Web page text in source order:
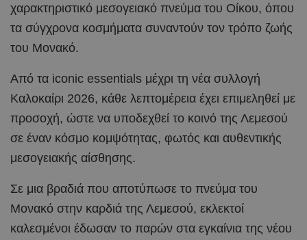
χαρακτηριστικό μεσογειακό πνεύμα του Οίκου, όπου
τα σύγχρονα κοσμήματα συναντούν τον τρόπο ζωής
του Μονακό.
Από τα iconic essentials μέχρι τη νέα συλλογή
Καλοκαίρι 2026, κάθε λεπτομέρεια έχει επιμεληθεί με
προσοχή, ώστε να υποδεχθεί το κοινό της Λεμεσού
σε έναν κόσμο κομψότητας, φωτός και αυθεντικής
μεσογειακής αίσθησης.
Σε μια βραδιά που αποτύπωσε το πνεύμα του
Μονακό στην καρδιά της Λεμεσού, εκλεκτοί
καλεσμένοι έδωσαν το παρών στα εγκαίνια της νέου